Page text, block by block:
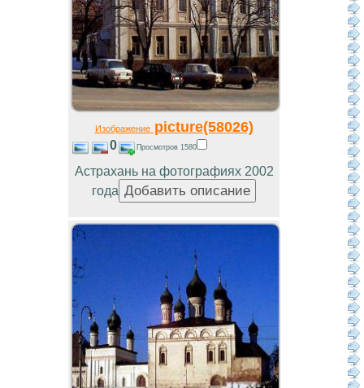
Изображениеpicture(58026)
0 Просмотров 1580
Астрахань на фотографиях 2002
года